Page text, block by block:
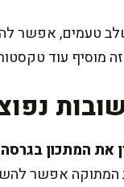
טעמים, אפשר
מוסיף עוד
אפשר